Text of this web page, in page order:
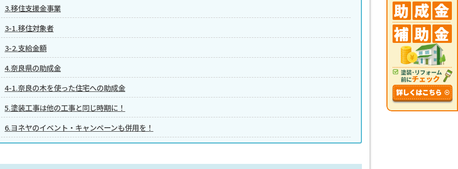
3.移住支援金事業
3-1.移住対象者
3-2.支給金額
4.奈良県の助成金
4-1.奈良の木を使った住宅への助成金
5.塗装工事は他の工事と同じ時期に！
6.ヨネヤのイベント・キャンペーンも併用を！